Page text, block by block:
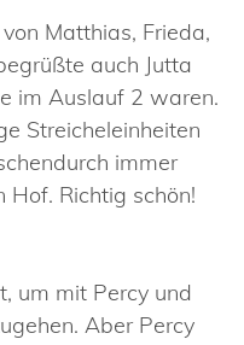
Matthias, Frieda,
auch Jutta
im Auslauf 2 waren.
Streicheleinheiten
immer
Richtig schön!
um mit Percy und
Aber Percy